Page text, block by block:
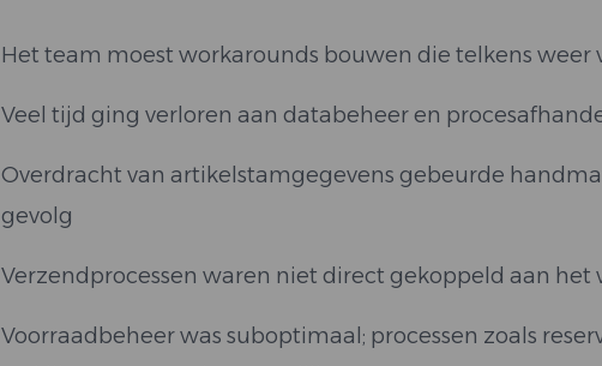
Het team moest workarounds bouwen die telkens weer
Veel tijd ging verloren aan databeheer en
Overdracht van artikelstamgegevens gebeurde
gevolg
Verzendprocessen waren niet direct gekoppeld aan
Voorraadbeheer was suboptimaal; processen zoals